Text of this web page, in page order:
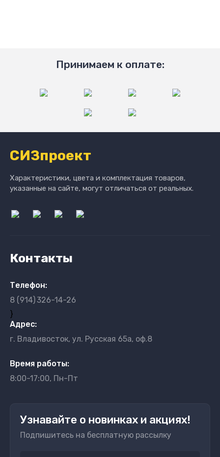
Принимаем к оплате:
СИЗпроект
Характеристики, цвета и комплектация товаров,
указанные на сайте, могут отличаться от реальных.
Контакты
Телефон:
8 (914)326-14-26
}
Адрес:
г. Владивосток, ул. Русская 65а, оф.8
Время работы:
8:00-17:00, Пн-Пт
Узнавайте о новинках и акциях!
Подпишитесь на бесплатную рассылку